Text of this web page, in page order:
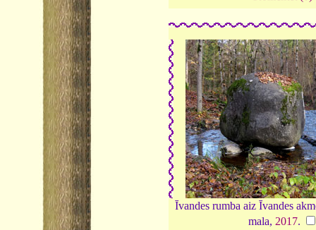
Īvandes rumba aiz Īvandes
mala, 2017.